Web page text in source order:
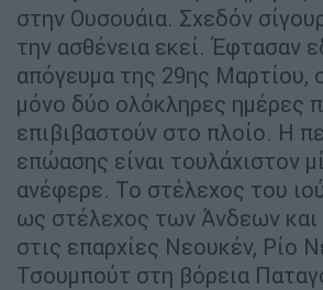
στην Ουσουάια. Σχεδόν
την ασθένεια εκεί. Έφτασαν
απόγευμα της 29ης Μαρτίου,
μόνο δύο ολόκληρες ημέρες
επιβιβαστούν στο πλοίο. Η
επώασης είναι τουλάχιστον
ανέφερε. Το στέλεχος του
ως στέλεχος των Άνδεων και
στις επαρχίες Νεουκέν, Ρίο
Τσουμπούτ στη βόρεια